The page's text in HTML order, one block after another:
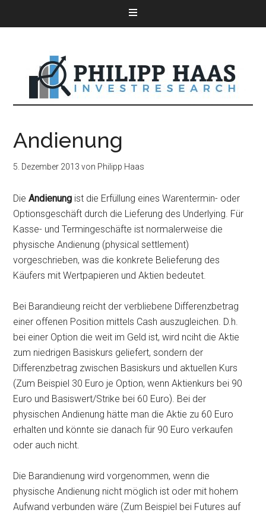
Andienung
5. Dezember 2013 von Philipp Haas
DieAndienung ist die Erfüllung eines Warentermin- oder
Optionsgeschäft durch die Lieferung des Underlying. Für
Kasse- und Termingeschäfte ist normalerweise die
physische Andienung (physical settlement)
vorgeschrieben, was die konkrete Belieferung des
Käufers mit Wertpapieren und Aktien bedeutet.
Bei Barandieung reicht der verbliebene Differenzbetrag
einer offenen Position mittels Cash auszugleichen. D.h.
bei einer Option die weit im Geld ist, wird nciht die Aktie
zum niedrigen Basiskurs geliefert, sondern der
Differenzbetrag zwischen Basiskurs und aktuellen Kurs
(Zum Beispiel 30 Euro je Option, wenn Aktienkurs bei 90
Euro und Basiswert/Strike bei 60 Euro). Bei der
physischen Andienung hätte man die Aktie zu 60 Euro
erhalten und könnte sie danach für 90 Euro verkaufen
oder auch nicht.
Die Barandienung wird vorgenommen, wenn die
physische Andienung nicht möglich ist oder mit hohem
Aufwand verbunden wäre (Zum Beispiel bei Futures auf